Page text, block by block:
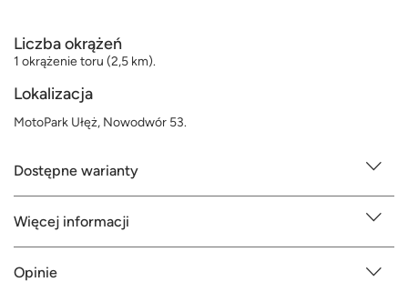
Liczba okrążeń
1 okrążenie toru (2,5 km).
Lokalizacja
MotoPark Ułęż, Nowodwór 53.
Dostępne warianty
Więcej informacji
Opinie